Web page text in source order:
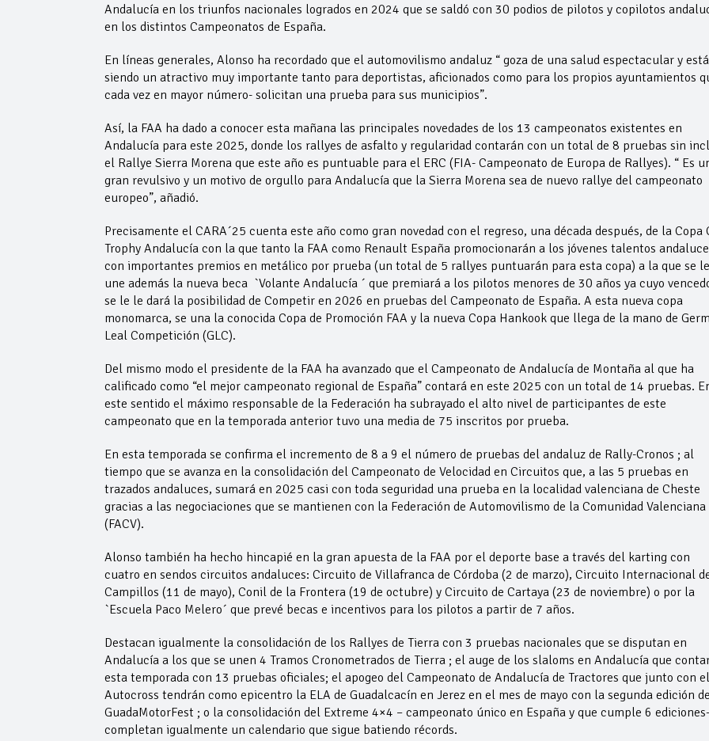
Andalucía en los triunfos nacionales logrados en 2024 que se saldó con 30 podios de pilotos y copilotos
en los distintos Campeonatos de España.
En líneas generales, Alonso ha recordado que el automovilismo andaluz “ goza de una salud espectacular y está
siendo un atractivo muy importante tanto para deportistas, aficionados como para los propios ayuntamientos
cada vez en mayor número- solicitan una prueba para sus municipios”.
Así, la FAA ha dado a conocer esta mañana las principales novedades de los 13 campeonatos existentes en
Andalucía para este 2025, donde los rallyes de asfalto y regularidad contarán con un total de 8 pruebas sin
el Rallye Sierra Morena que este año es puntuable para el ERC (FIA- Campeonato de Europa de Rallyes). “ Es
gran revulsivo y un motivo de orgullo para Andalucía que la Sierra Morena sea de nuevo rallye del campeonato
europeo”, añadió.
Precisamente el CARA´25 cuenta este año como gran novedad con el regreso, una década después, de la Copa
Trophy Andalucía con la que tanto la FAA como Renault España promocionarán a los jóvenes talentos
con importantes premios en metálico por prueba (un total de 5 rallyes puntuarán para esta copa) a la que se le
une además la nueva beca `Volante Andalucía ´ que premiará a los pilotos menores de 30 años ya cuyo
se le le dará la posibilidad de Competir en 2026 en pruebas del Campeonato de España. A esta nueva copa
monomarca, se una la conocida Copa de Promoción FAA y la nueva Copa Hankook que llega de la mano de
Leal Competición (GLC).
Del mismo modo el presidente de la FAA ha avanzado que el Campeonato de Andalucía de Montaña al que ha
calificado como “el mejor campeonato regional de España” contará en este 2025 con un total de 14 pruebas.
este sentido el máximo responsable de la Federación ha subrayado el alto nivel de participantes de este
campeonato que en la temporada anterior tuvo una media de 75 inscritos por prueba.
En esta temporada se confirma el incremento de 8 a 9 el número de pruebas del andaluz de Rally-Cronos ; al
tiempo que se avanza en la consolidación del Campeonato de Velocidad en Circuitos que, a las 5 pruebas en
trazados andaluces, sumará en 2025 casi con toda seguridad una prueba en la localidad valenciana de Cheste
gracias a las negociaciones que se mantienen con la Federación de Automovilismo de la Comunidad Valenciana
(FACV).
Alonso también ha hecho hincapié en la gran apuesta de la FAA por el deporte base a través del karting con
cuatro en sendos circuitos andaluces: Circuito de Villafranca de Córdoba (2 de marzo), Circuito Internacional
Campillos (11 de mayo), Conil de la Frontera (19 de octubre) y Circuito de Cartaya (23 de noviembre) o por la
`Escuela Paco Melero´ que prevé becas e incentivos para los pilotos a partir de 7 años.
Destacan igualmente la consolidación de los Rallyes de Tierra con 3 pruebas nacionales que se disputan en
Andalucía a los que se unen 4 Tramos Cronometrados de Tierra ; el auge de los slaloms en Andalucía que
esta temporada con 13 pruebas oficiales; el apogeo del Campeonato de Andalucía de Tractores que junto con
Autocross tendrán como epicentro la ELA de Guadalcacín en Jerez en el mes de mayo con la segunda edición
GuadaMotorFest ; o la consolidación del Extreme 4×4 – campeonato único en España y que cumple 6 ediciones-
completan igualmente un calendario que sigue batiendo récords.